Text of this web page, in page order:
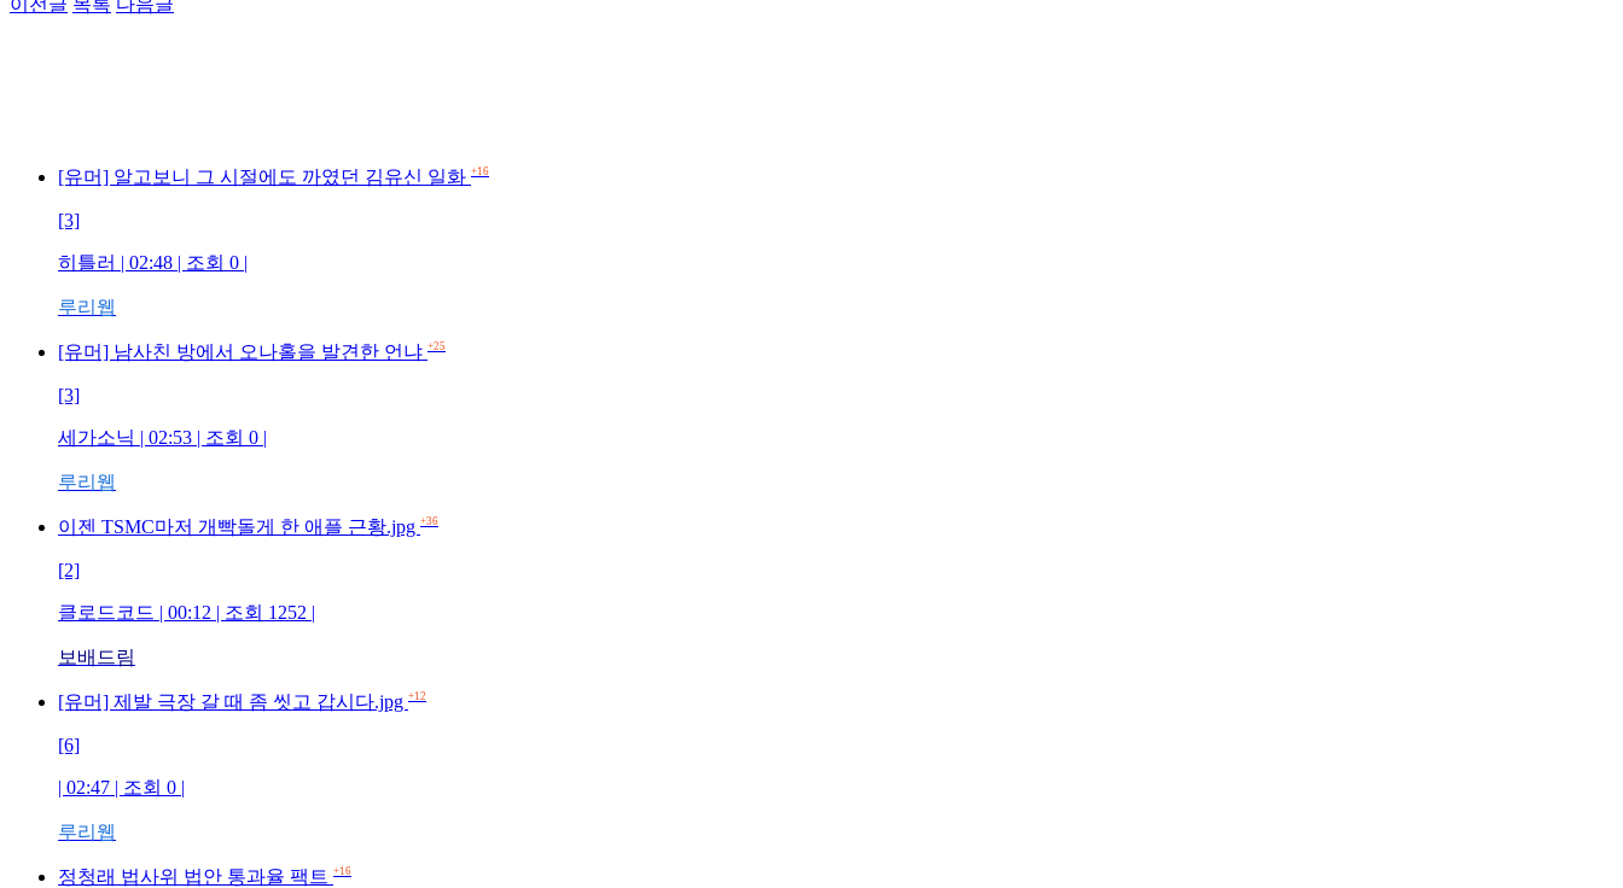
[유머] 알고보니 그 시절에도 까였던 김유신 일화 +16
[3]
히틀러 | 02:48 | 조회 0 |
루리웹
[유머] 남사친 방에서 오나홀을 발견한 언냐 +25
[3]
세가소닉 | 02:53 | 조회 0 |
루리웹
이젠 TSMC마저 개빡돌게 한 애플 근황.jpg +36
[2]
클로드코드 | 00:12 | 조회 1252 |
보배드림
[유머] 제발 극장 갈 때 좀 씻고 갑시다.jpg +12
[6]
| 02:47 | 조회 0 |
루리웹
정청래 법사위 법안 통과율 팩트 +16